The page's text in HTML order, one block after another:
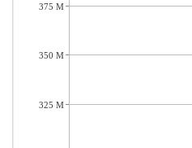
375 M
350 M
325 M